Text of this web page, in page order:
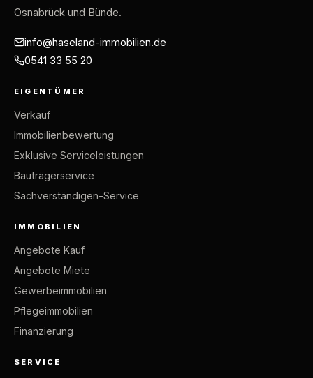
Osnabrück und Bünde.
info@haseland-immobilien.de
0541 33 55 20
EIGENTÜMER
Verkauf
Immobilienbewertung
Exklusive Serviceleistungen
Bauträgerservice
Sachverständigen-Service
IMMOBILIEN
Angebote Kauf
Angebote Miete
Gewerbeimmobilien
Pflegeimmobilien
Finanzierung
SERVICE